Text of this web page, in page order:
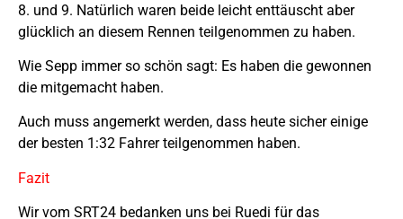
8. und 9. Natürlich waren beide leicht enttäuscht aber
glücklich an diesem Rennen teilgenommen zu haben.
Wie Sepp immer so schön sagt: Es haben die gewonnen
die mitgemacht haben.
Auch muss angemerkt werden, dass heute sicher einige
der besten 1:32 Fahrer teilgenommen haben.
Fazit
Wir vom SRT24 bedanken uns bei Ruedi für das